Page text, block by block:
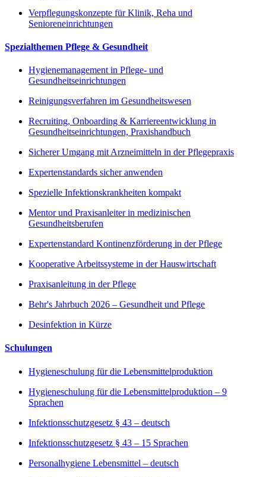
Verpflegungskonzepte für Klinik, Reha und
Senioreneinrichtungen
Spezialthemen Pflege & Gesundheit
Hygienemanagement in Pflege- und
Gesundheitseinrichtungen
Reinigungsverfahren im Gesundheitswesen
Recruiting, Onboarding & Karriereentwicklung in
Gesundheitseinrichtungen, Praxishandbuch
Sicherer Umgang mit Arzneimitteln in der Pflegepraxis
Expertenstandards sicher anwenden
Spezielle Infektionskrankheiten kompakt
Mentor und Praxisanleiter in medizinischen
Gesundheitsberufen
Expertenstandard Kontinenzförderung in der Pflege
Kooperative Arbeitssysteme in der Hauswirtschaft
Praxisanleitung in der Pflege
Behr's Jahrbuch 2026 – Gesundheit und Pflege
Desinfektion in Kürze
Schulungen
Hygieneschulung für die Lebensmittelproduktion
Hygieneschulung für die Lebensmittelproduktion – 9
Sprachen
Infektionsschutzgesetz § 43 – deutsch
Infektionsschutzgesetz § 43 – 15 Sprachen
Personalhygiene Lebensmittel – deutsch